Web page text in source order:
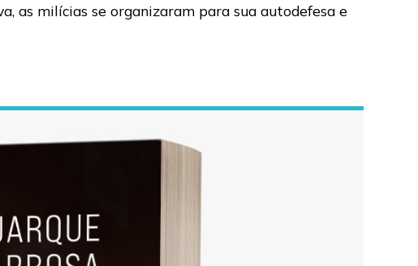
as milícias se organizaram para sua autodefesa e